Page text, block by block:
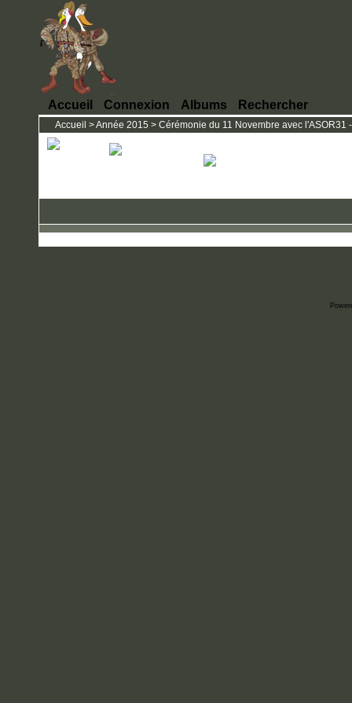
Accueil Connexion Albums Rechercher
Accueil >Année 2015 > Cérémonie du 11 Novembre avec l'ASOR31